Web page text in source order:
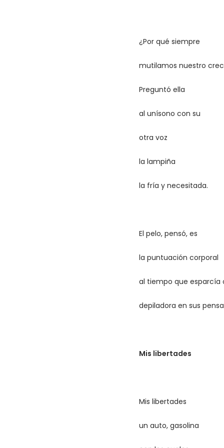
¿Por qué siempre
mutilamos nuestro
Preguntó ella
al unísono con su
otra voz
la lampiña
la fría y necesitada.
El pelo, pensó, es
la puntuación corporal
al tiempo que esparcía
depiladora en sus
Mis libertades
Mis libertades
un auto, gasolina